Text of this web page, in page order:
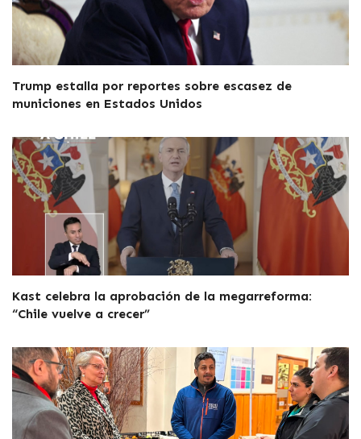
Trump estalla por reportes sobre escasez de
municiones en Estados Unidos
Kast celebra la aprobación de la megarreforma:
“Chile vuelve a crecer”